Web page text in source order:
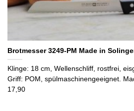
Brotmesser 3249-PM Made in
Klinge: 18 cm, Wellenschliff, rostfrei,
Griff: POM, spülmaschinengeeignet.
17,90